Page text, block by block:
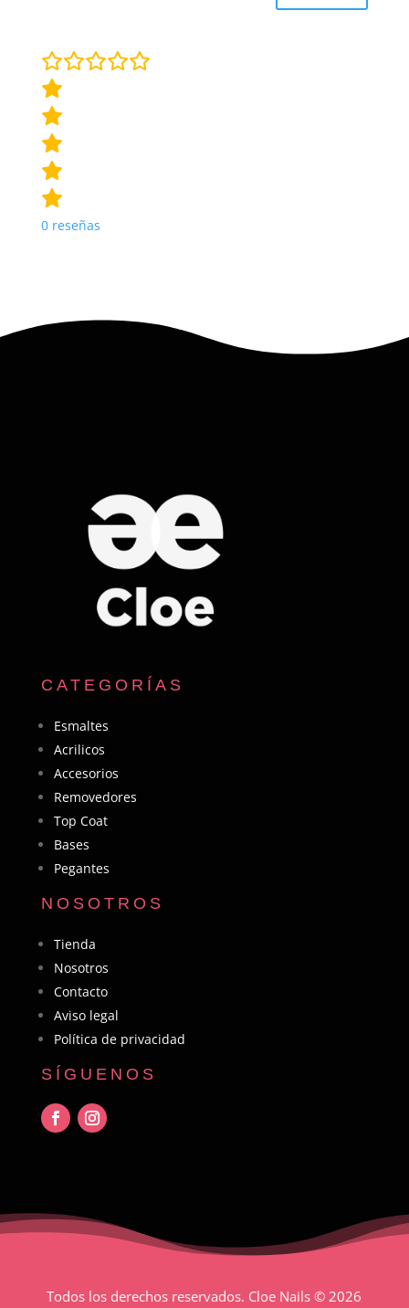
0reseñas
CATEGORÍAS
Esmaltes
Acrilicos
Accesorios
Removedores
Top Coat
Bases
Pegantes
NOSOTROS
Tienda
Nosotros
Contacto
Aviso legal
Política de privacidad
SÍGUENOS
Todos los derechos reservados. Cloe Nails© 2026